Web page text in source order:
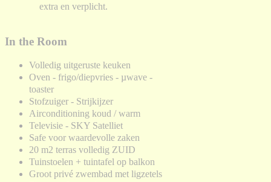
extra en verplicht.
In the Room
Volledig uitgeruste keuken
Oven - frigo/diepvries - µwave -
toaster
Stofzuiger - Strijkijzer
Airconditioning koud / warm
Televisie - SKY Satelliet
Safe voor waardevolle zaken
20 m2 terras volledig ZUID
Tuinstoelen + tuintafel op balkon
Groot privé zwembad met ligzetels